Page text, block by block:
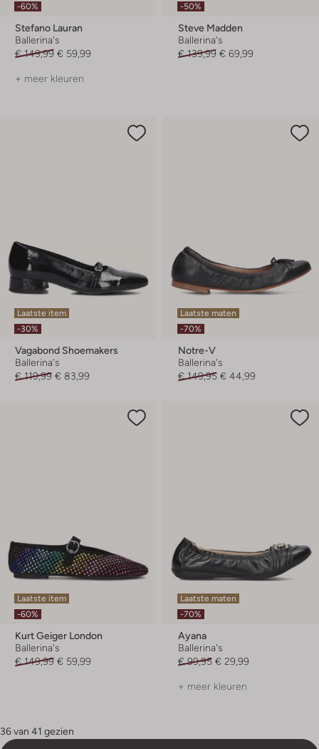
-60%
Stefano Lauran
Ballerina's
€ 149,99 € 59,99
+ meer kleuren
-50%
Steve Madden
Ballerina's
€ 139,99 € 69,99
Laatste item
-30%
Vagabond Shoemakers
Ballerina's
€ 119,99 € 83,99
Laatste maten
-70%
Notre-V
Ballerina's
€ 149,95 € 44,99
Laatste item
-60%
Kurt Geiger London
Ballerina's
€ 149,99 € 59,99
Laatste maten
-70%
Ayana
Ballerina's
€ 99,95 € 29,99
+ meer kleuren
36 van 41 gezien